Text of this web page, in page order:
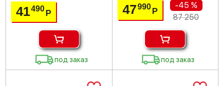
41490Р
под заказ
47990 Р
-45 %
87 250
под заказ